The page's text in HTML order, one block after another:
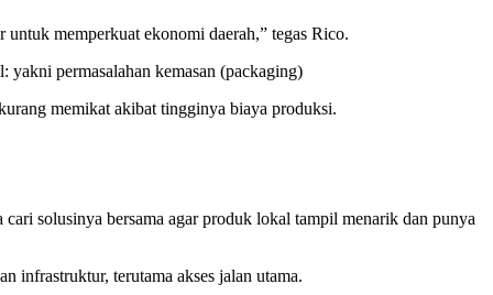
memperkuat ekonomi daerah,” tegas Rico.
permasalahan kemasan (packaging)
memikat akibat tingginya biaya produksi.
solusinya bersama agar produk lokal tampil menarik dan punya
infrastruktur, terutama akses jalan utama.